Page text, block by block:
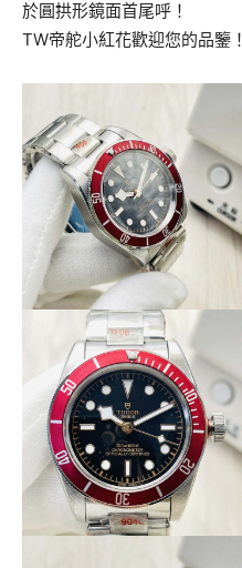
於圓拱形鏡面首尾呼！
TW帝舵小紅花歡迎您的品鑒！